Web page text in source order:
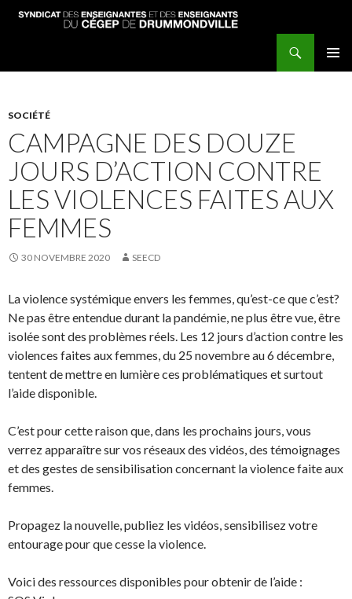
Syndicat des enseignantes et enseignants du Cégep de Drummondville
PRINCIPAL
SOCIÉTÉ
CAMPAGNE DES DOUZE
JOURS D’ACTION CONTRE
LES VIOLENCES FAITES AUX
FEMMES
30 NOVEMBRE 2020 SEECD
La violence systémique envers les femmes, qu’est-ce que c’est?
Ne pas être entendue durant la pandémie, ne plus être vue, être
isolée sont des problèmes réels. Les 12 jours d’action contre les
violences faites aux femmes, du 25 novembre au 6 décembre,
tentent de mettre en lumière ces problématiques et surtout
l’aide disponible.
C’est pour cette raison que, dans les prochains jours, vous
verrez apparaître sur vos réseaux des vidéos, des témoignages
et des gestes de sensibilisation concernant la violence faite aux
femmes.
Propagez la nouvelle, publiez les vidéos, sensibilisez votre
entourage pour que cesse la violence.
Voici des ressources disponibles pour obtenir de l’aide :